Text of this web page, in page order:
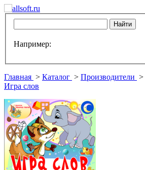
Например:
Главная > Каталог > Производители >
Игра слов